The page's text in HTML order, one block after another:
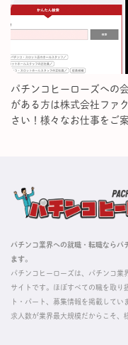
パチンコヒーローズへの
がある方は株式会社ファ
さい！様々なお仕事をご
パチンコ業界への就職・転職ならパ
ます。
パチンコヒーローズは、パチンコ業
サイトです。ほぼすべての職を取り
ト・パート、募集情報を掲載して
求人数が業界最大規模だからこそ、